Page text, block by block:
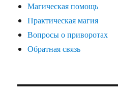
Магическая помощь
Практическая магия
Вопросы о приворотах
Обратная связь